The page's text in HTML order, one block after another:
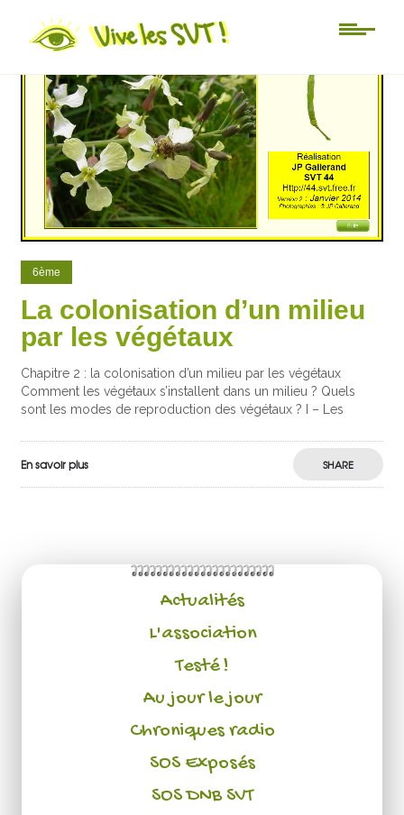
6ème
La colonisation d’un milieu
par les végétaux
Chapitre 2 : la colonisation d’un milieu par les végétaux
Comment les végétaux s’installent dans un milieu ? Quels
sont les modes de reproduction des végétaux ? I – Les
En savoir plus SHARE
Actualités
L'association
Testé !
Au jour le jour
Chroniques radio
SOS Exposés
SOS DNB SVT